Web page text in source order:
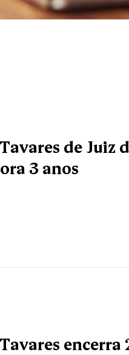
de Juiz
3 anos
encerra